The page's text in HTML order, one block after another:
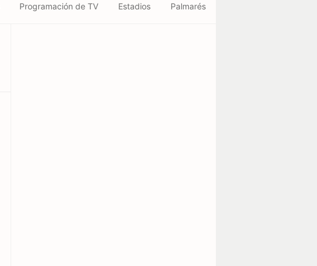
Programación de TV Estadios Palmarés